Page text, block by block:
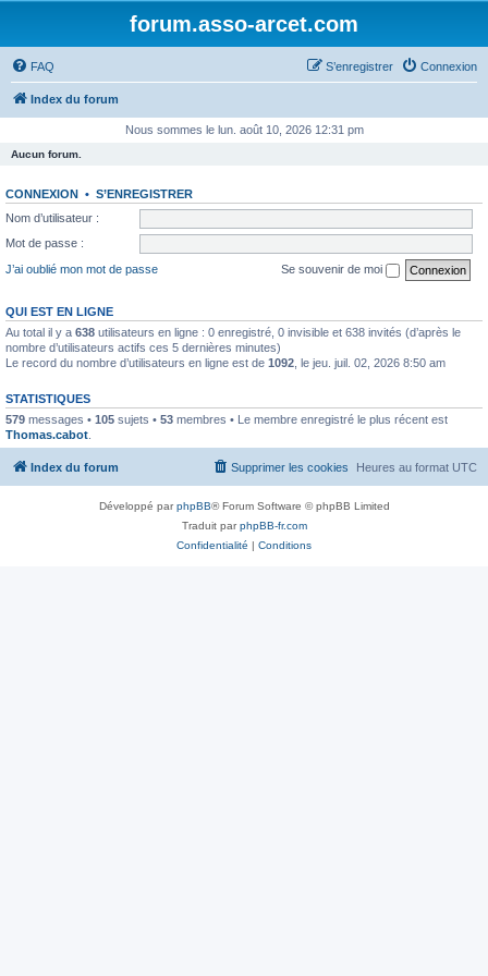
forum.asso-arcet.com
FAQ Connexion
S’enregistrer
Index du forum
Nous sommes le lun. août 10, 2026 12:31 pm
Aucun forum.
CONNEXION • S’ENREGISTRER
Nom d’utilisateur :
Mot de passe :
J’ai oublié mon mot de passe
Se souvenir de moi
QUI EST EN LIGNE
Au total il y a 638 utilisateurs en ligne : 0 enregistré, 0 invisible et 638 invités (d’après le
nombre d’utilisateurs actifs ces 5 dernières minutes)
Le record du nombre d’utilisateurs en ligne est de 1092 , le jeu. juil. 02, 2026 8:50 am
STATISTIQUES
579 messages • 105 sujets • 53 membres • Le membre enregistré le plus récent est
Thomas.cabot
Index du forum Heures au format UTC
Supprimer les cookies
Développé parphpBB® Forum Software © phpBB Limited
Traduit parphpBB-fr.com
Confidentialité | Conditions